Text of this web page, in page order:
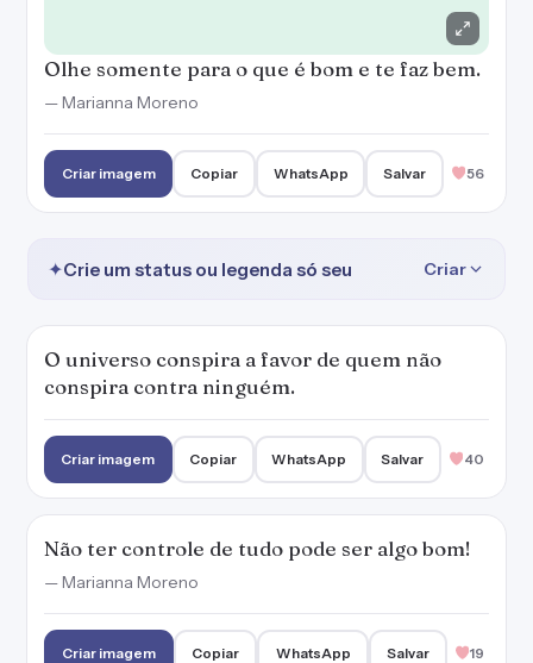
Olhe somente para o que é bom e te faz bem.
— Marianna Moreno
Criar imagem Copiar WhatsApp Salvar 56
✦Crie um status ou legenda só seu Criar
O universo conspira a favor de quem não
conspira contra ninguém.
Criar imagem Copiar WhatsApp Salvar 40
Não ter controle de tudo pode ser algo bom!
— Marianna Moreno
Criar imagem Copiar WhatsApp Salvar 19